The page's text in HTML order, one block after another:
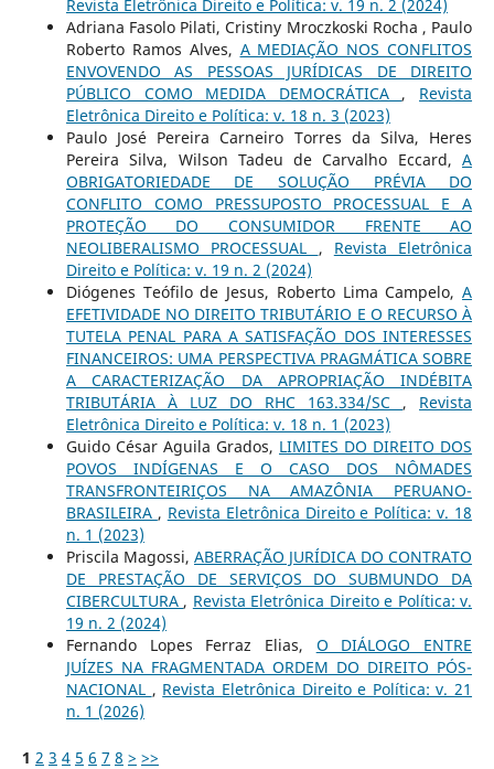
Revista Eletrônica Direito e Política: v. 19 n. 2 (2024)
Adriana Fasolo Pilati, Cristiny Mroczkoski Rocha , Paulo
Roberto Ramos Alves, A MEDIAÇÃO NOS CONFLITOS
ENVOVENDO AS PESSOAS JURÍDICAS DE DIREITO
PÚBLICO COMO MEDIDA DEMOCRÁTICA , Revista
Eletrônica Direito e Política: v. 18 n. 3 (2023)
Paulo José Pereira Carneiro Torres da Silva, Heres
Pereira Silva, Wilson Tadeu de Carvalho Eccard,A
OBRIGATORIEDADE DE SOLUÇÃO PRÉVIA DO
CONFLITO COMO PRESSUPOSTO PROCESSUAL E A
PROTEÇÃO DO CONSUMIDOR FRENTE AO
NEOLIBERALISMO PROCESSUAL , Revista Eletrônica
Direito e Política: v. 19 n. 2 (2024)
Diógenes Teófilo de Jesus, Roberto Lima Campelo,A
EFETIVIDADE NO DIREITO TRIBUTÁRIO E O RECURSO À
TUTELA PENAL PARA A SATISFAÇÃO DOS INTERESSES
FINANCEIROS: UMA PERSPECTIVA PRAGMÁTICA SOBRE
A CARACTERIZAÇÃO DA APROPRIAÇÃO INDÉBITA
TRIBUTÁRIA À LUZ DO RHC 163.334/SC , Revista
Eletrônica Direito e Política: v. 18 n. 1 (2023)
Guido César Aguila Grados, LIMITES DO DIREITO DOS
POVOS INDÍGENAS E O CASO DOS NÔMADES
TRANSFRONTEIRIÇOS NA AMAZÔNIA PERUANO-
BRASILEIRA , Revista Eletrônica Direito e Política: v. 18
n. 1 (2023)
Priscila Magossi, ABERRAÇÃO JURÍDICA DO CONTRATO
DE PRESTAÇÃO DE SERVIÇOS DO SUBMUNDO DA
CIBERCULTURA , Revista Eletrônica Direito e Política: v.
19 n. 2 (2024)
Fernando Lopes Ferraz Elias, O DIÁLOGO ENTRE
JUÍZES NA FRAGMENTADA ORDEM DO DIREITO PÓS-
NACIONAL , Revista Eletrônica Direito e Política: v. 21
n. 1 (2026)
1 2 3 4 5 6 7 8 > >>